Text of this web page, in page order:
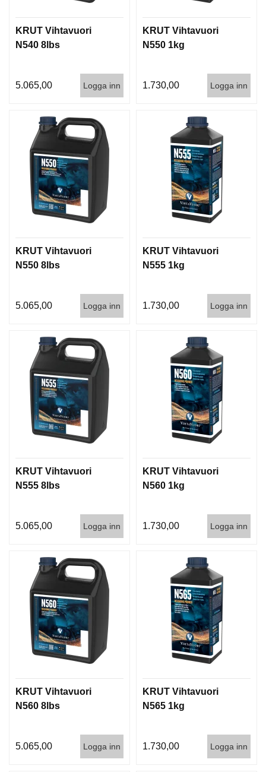
KRUT Vihtavuori
N540 8lbs
5.065,00 Logga inn
KRUT Vihtavuori
N550 1kg
1.730,00 Logga inn
KRUT Vihtavuori
N550 8lbs
5.065,00 Logga inn
KRUT Vihtavuori
N555 1kg
1.730,00 Logga inn
KRUT Vihtavuori
N555 8lbs
5.065,00 Logga inn
KRUT Vihtavuori
N560 1kg
1.730,00 Logga inn
KRUT Vihtavuori
N560 8lbs
5.065,00 Logga inn
KRUT Vihtavuori
N565 1kg
1.730,00 Logga inn